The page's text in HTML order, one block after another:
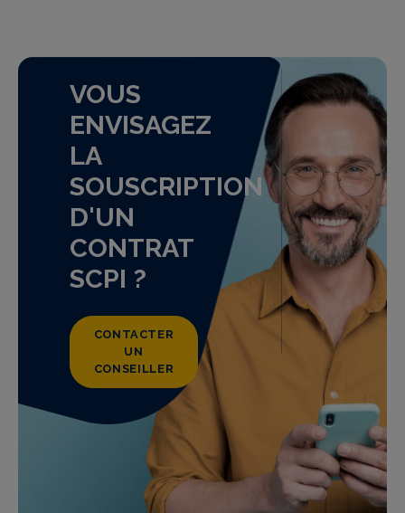
VOUS
ENVISAGEZ
LA
SOUSCRIPTION
D'UN
CONTRAT
SCPI ?
CONTACTER
UN
CONSEILLER